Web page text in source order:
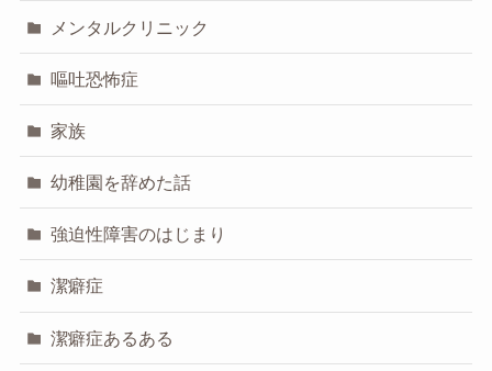
メンタルクリニック
嘔吐恐怖症
家族
幼稚園を辞めた話
強迫性障害のはじまり
潔癖症
潔癖症あるある